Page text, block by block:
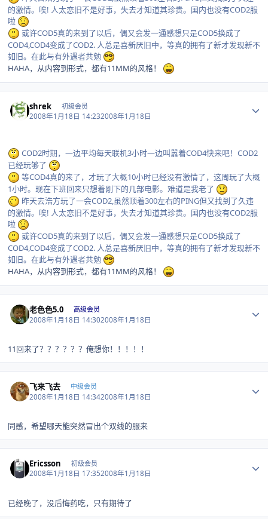
的激情。唉! 人太恋旧不是好事，失去才知道其珍贵。国内也没有COD2服
啦
或许COD5真的来到了以后，偶又会发一通感想只是COD5换成了
COD4,COD4变成了COD2. 人总是喜新厌旧中，等真的拥有了新才发现新不
如旧。在此与有外遇者共勉
HAHA，从内容到形式，都有11MM的风格！
shrek 初级会员
2008年1月18日 14:232008年1月18日
COD2时期，一边平均每天联机3小时一边叫嚣着COD4快来吧！COD2
已经玩够了
等COD4真的来了，才玩了大概10小时已经没有激情了，这周玩了大概
1小时。现在下班回来只想着刚下的几部电影。难道是我老了
昨天去浩方玩了一会COD2,虽然顶着300左右的PING但又找到了久违
的激情。唉! 人太恋旧不是好事，失去才知道其珍贵。国内也没有COD2服
啦
或许COD5真的来到了以后，偶又会发一通感想只是COD5换成了
COD4,COD4变成了COD2. 人总是喜新厌旧中，等真的拥有了新才发现新不
如旧。在此与有外遇者共勉
HAHA，从内容到形式，都有11MM的风格！
老色色5.0 高级会员
2008年1月18日 14:302008年1月18日
11回来了？？？？？？俺想你！！！！！
飞来飞去 中级会员
2008年1月18日 14:342008年1月18日
同感，希望哪天能突然冒出个双线的服来
Ericsson 初级会员
2008年1月18日 17:352008年1月18日
已经晚了，没后悔药吃，只有期待了